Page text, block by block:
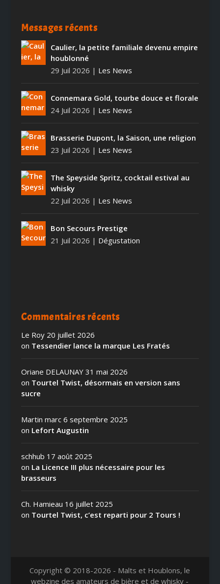
Messages récents
Caulier, la petite familiale devenu empire
houblonné
29 Juil 2026 | Les News
Connemara Gold, tourbe douce et florale
24 Juil 2026 | Les News
Brasserie Dupont, la Saison, une religion
23 Juil 2026 | Les News
The Speyside Spritz, cocktail estival au
whisky
22 Juil 2026 | Les News
Bon Secours Prestige
21 Juil 2026 | Dégustation
Commentaires récents
Le Roy 20 juillet 2026
on Tessendier lance la marque Les Fratés
Oriane DELAUNAY 31 mai 2026
on Tourtel Twist, désormais en version sans
sucre
Martin marc 6 septembre 2025
on Lefort Augustin
schhub 17 août 2025
on La Licence III plus nécessaire pour les
brasseurs
Ch. Hamieau 16 juillet 2025
on Tourtel Twist, c’est reparti pour 2 Tours !
Copyright © 2018-2026 - Malts et Houblons, le
webzine des amateurs de bière et de whisky -